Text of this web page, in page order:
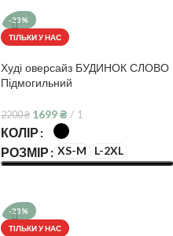
-23%
ТІЛЬКИ У НАС
Худі оверсайз БУДИНОК СЛОВО
Підмогильний
2200₴ 1699₴ 1
КОЛІР
РОЗМІР
XS-M L-2XL
-23%
ТІЛЬКИ У НАС